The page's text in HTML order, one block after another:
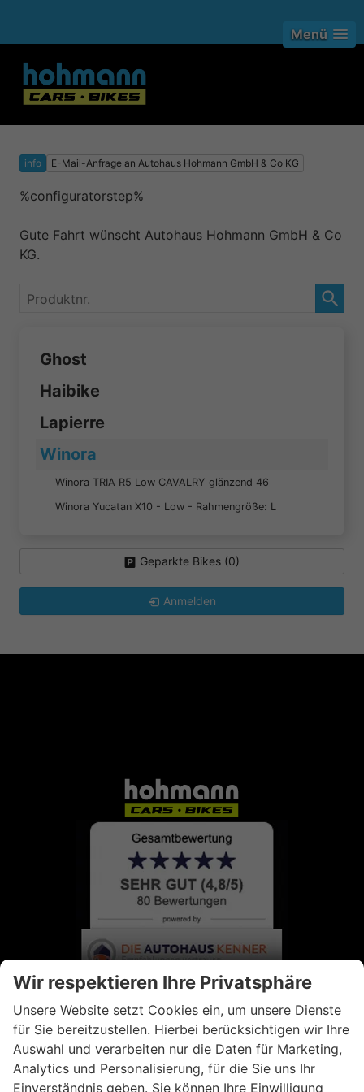
Menü
info E-Mail-Anfrage an Autohaus Hohmann GmbH & Co KG
%configuratorstep%
Gute Fahrt wünscht Autohaus Hohmann GmbH & Co
KG.
Produktnr.
Ghost
Haibike
Lapierre
Winora
Winora TRIA R5 Low CAVALRY glänzend 46
Winora Yucatan X10 - Low - Rahmengröße: L
Geparkte Bikes (0)
Anmelden
Wir respektieren Ihre Privatsphäre
Unsere Website setzt Cookies ein, um unsere Dienste
für Sie bereitzustellen. Hierbei berücksichtigen wir Ihre
Auswahl und verarbeiten nur die Daten für Marketing,
Analytics und Personalisierung, für die Sie uns Ihr
Einverständnis geben. Sie können Ihre Einwilligung